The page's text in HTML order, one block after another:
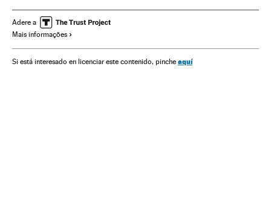
Literatura Cultura
Adere a
Mais informações
Si está interesado en licenciar este contenido, pinche aquí